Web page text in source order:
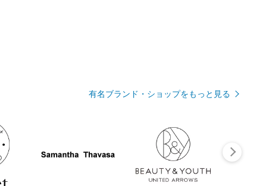
有名ブランド・ショップをもっと見る